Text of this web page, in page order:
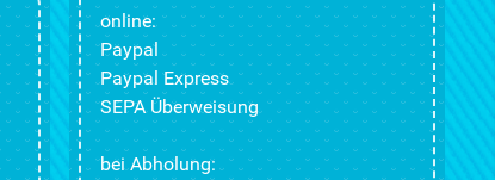
online:
Paypal
Paypal Express
SEPA Überweisung
bei Abholung: